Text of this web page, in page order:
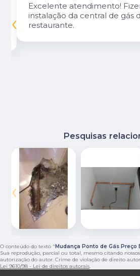
Excelente atendimento!
instalação da central de gás
restaurante.
‹
Pesquisas
‹
O conteúdo do texto "Mudança Ponto de Gás Preço
Sua reprodução, parcial ou total, mesmo citando
autorização do autor. Crime de violação de direito
Lei 9610/98 - Lei de direitos autorais.